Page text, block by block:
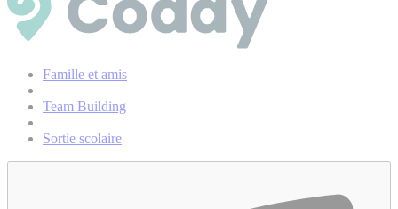
Famille et amis
|
Team Building
|
Sortie scolaire